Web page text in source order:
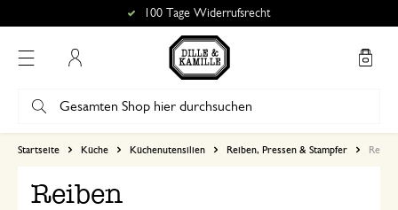
100 Tage Widerrufsrecht
Startseite Küche Küchenutensilien Reiben, Pressen & Stampfer Reiben
Reiben